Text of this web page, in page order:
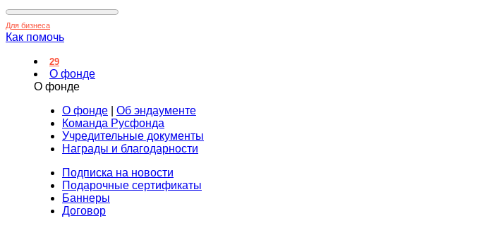
Для бизнеса
Как помочь
29
О фонде
О фонде
О фонде
Об эндаументе
Команда Русфонда
Учредительные документы
Награды и благодарности
Подписка на новости
Подарочные сертификаты
Баннеры
Договор